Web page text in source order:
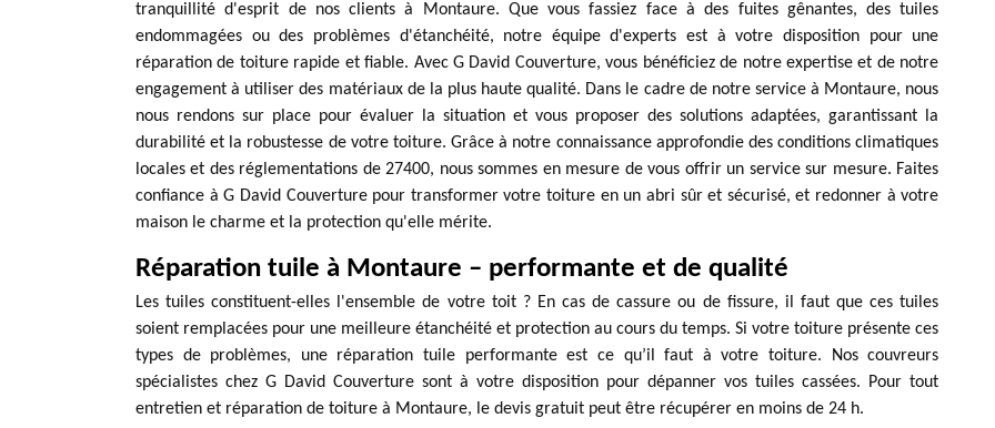
tranquillité d'esprit de nos clients à Montaure. Que vous fassiez face à des fuites gênantes, des tuiles
endommagées ou des problèmes d'étanchéité, notre équipe d'experts est à votre disposition pour une
réparation de toiture rapide et fiable. Avec G David Couverture, vous bénéficiez de notre expertise et de notre
engagement à utiliser des matériaux de la plus haute qualité. Dans le cadre de notre service à Montaure, nous
nous rendons sur place pour évaluer la situation et vous proposer des solutions adaptées, garantissant la
durabilité et la robustesse de votre toiture. Grâce à notre connaissance approfondie des conditions climatiques
locales et des réglementations de 27400, nous sommes en mesure de vous offrir un service sur mesure. Faites
confiance à G David Couverture pour transformer votre toiture en un abri sûr et sécurisé, et redonner à votre
maison le charme et la protection qu'elle mérite.
Réparation tuile à Montaure – performante et de qualité
Les tuiles constituent-elles l'ensemble de votre toit ? En cas de cassure ou de fissure, il faut que ces tuiles
soient remplacées pour une meilleure étanchéité et protection au cours du temps. Si votre toiture présente ces
types de problèmes, une réparation tuile performante est ce qu’il faut à votre toiture. Nos couvreurs
spécialistes chez G David Couverture sont à votre disposition pour dépanner vos tuiles cassées. Pour tout
entretien et réparation de toiture à Montaure, le devis gratuit peut être récupérer en moins de 24 h.